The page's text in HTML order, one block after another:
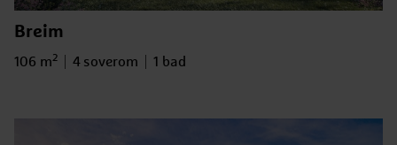
Breim
Bruksareal
106 m2 Antall soverom
4 soverom Antall bad
1 bad